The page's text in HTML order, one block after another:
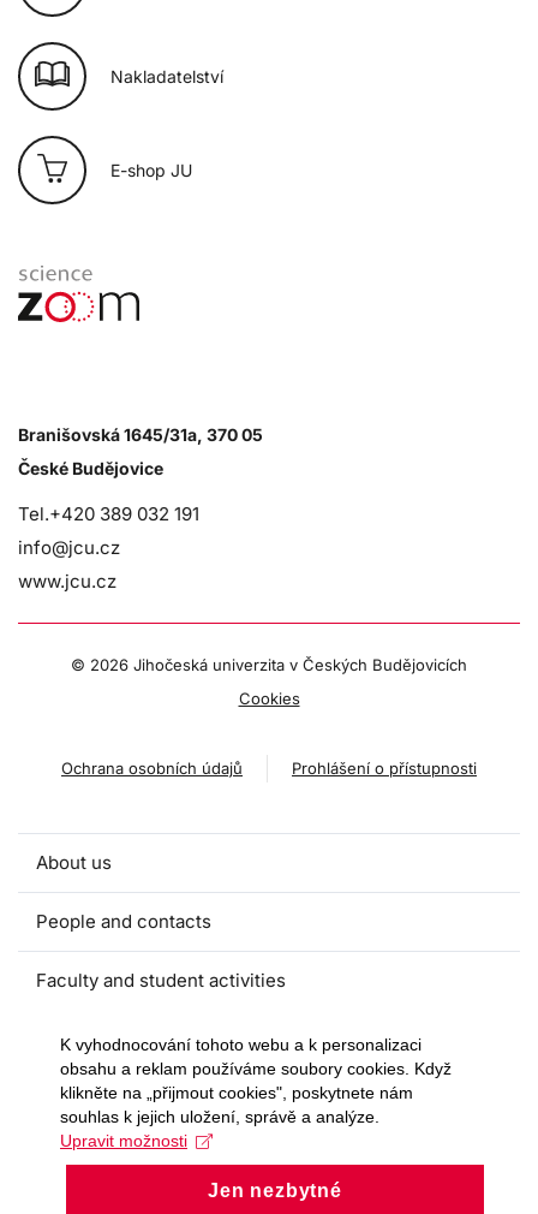
Nakladatelství
E-shop JU
Branišovská 1645/31a, 370 05
České Budějovice
Tel.+420 389 032 191
info@jcu.cz
www.jcu.cz
© 2026 Jihočeská univerzita v Českých Budějovicích
Cookies
Ochrana osobních údajů Prohlášení o přístupnosti
About us
People and contacts
Faculty and student activities
Projects and strategic partnerships
Documents
European sustainable development week
K vyhodnocování tohoto webu a k personalizaci
obsahu a reklam používáme soubory cookies. Když
klikněte na „přijmout cookies", poskytnete nám
souhlas k jejich uložení, správě a analýze.
Upravit možnosti
Jen nezbytné